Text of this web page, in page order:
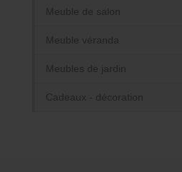
Meuble de salon
Meuble véranda
Meubles de jardin
Cadeaux - décoration